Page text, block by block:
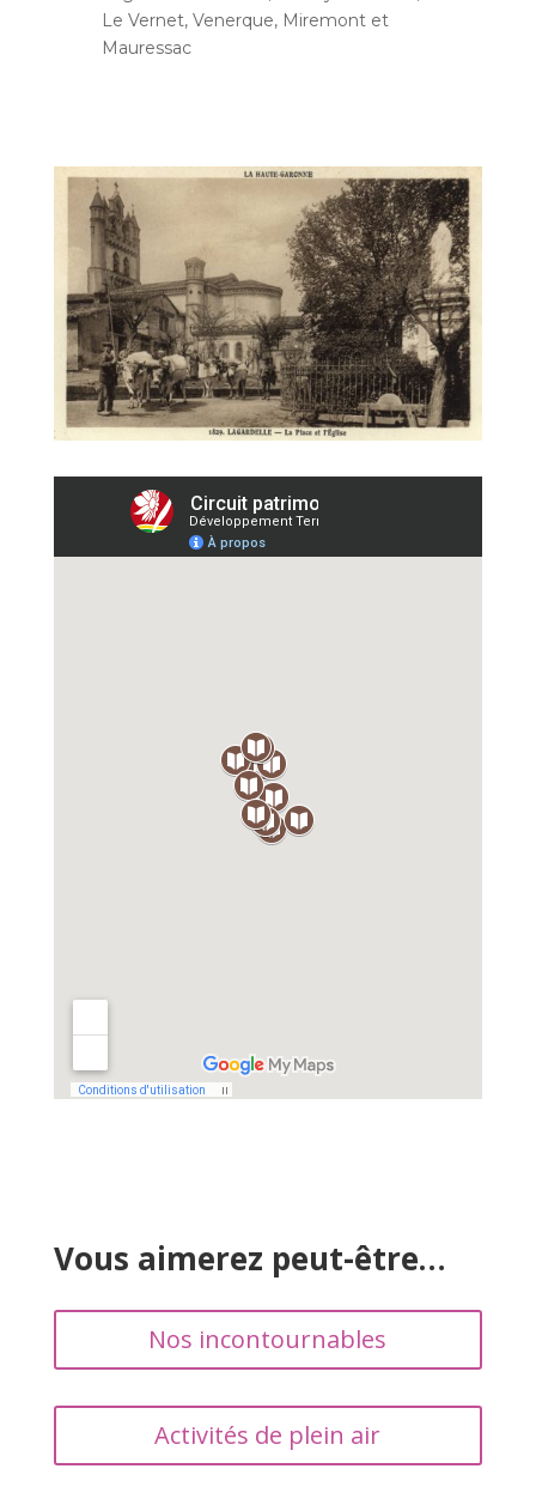
Le Vernet, Venerque, Miremont et
Mauressac
Vous aimerez peut-être…
Nos incontournables
Activités de plein air